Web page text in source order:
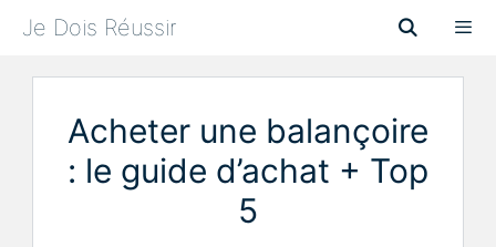
Je Dois Réussir
Menu
Acheter une balançoire
: le guide d’achat + Top
5